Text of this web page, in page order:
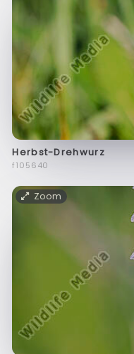
Herbst-Drehwurz
f105640
Zoom